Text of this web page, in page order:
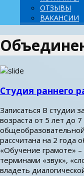
ОТЗЫВЫ
ВАКАНСИИ
Студия раннего
Записаться В студии
возраста от 5 лет до
рассчитана на 2 года
«Обучение грамоте» –
терминами «звук»,
владеть